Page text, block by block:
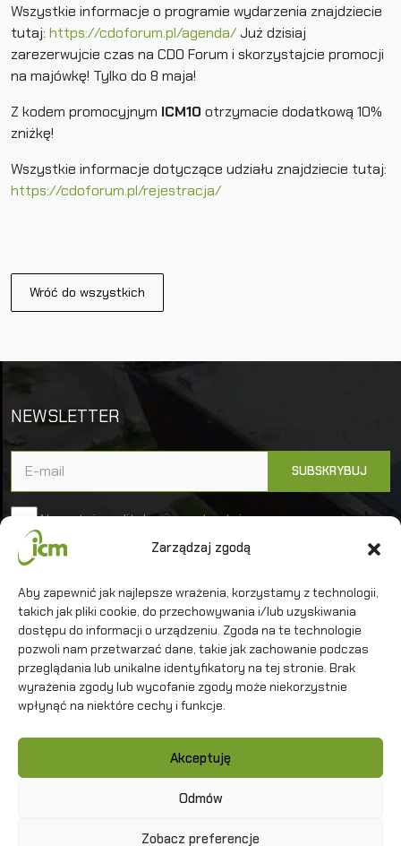
Zarządzaj zgodą
Aby zapewnić jak najlepsze wrażenia, korzystamy z technologii,
takich jak pliki cookie, do przechowywania i/lub uzyskiwania
dostępu do informacji o urządzeniu. Zgoda na te technologie
pozwoli nam przetwarzać dane, takie jak zachowanie podczas
przeglądania lub unikalne identyfikatory na tej stronie. Brak
wyrażenia zgody lub wycofanie zgody może niekorzystnie
wpłynąć na niektóre cechy i funkcje.
Akceptuję
Odmów
Zobacz preferencje
Wszystkie informacje o programie wydarzenia znajdziecie
tutaj: https://cdoforum.pl/agenda/Już dzisiaj
zarezerwujcie czas na CDO Forum i skorzystajcie promocji
na majówkę! Tylko do 8 maja!
Z kodem promocyjnym ICM10 otrzymacie dodatkową 10%
zniżkę!
Wszystkie informacje dotyczące udziału znajdziecie tutaj:
https://cdoforum.pl/rejestracja/
Wróć do wszystkich
NEWSLETTER
Akceptuję politykę prywatności
Uniwersytet Warszawski
Interdyscyplinarne Centrum Modelowania
Matematycznego i Komputerowego
Kontakt
Polityka prywatności